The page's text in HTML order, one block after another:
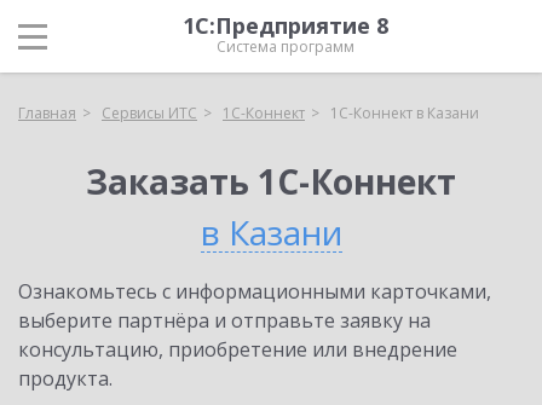
1С:Предприятие 8
Система программ
Главная Сервисы ИТС 1С-Коннект 1С-Коннект в Казани
Заказать 1С-Коннект
в Казани
Ознакомьтесь с информационными карточками,
выберите партнёра и отправьте заявку на
консультацию, приобретение или внедрение
продукта.